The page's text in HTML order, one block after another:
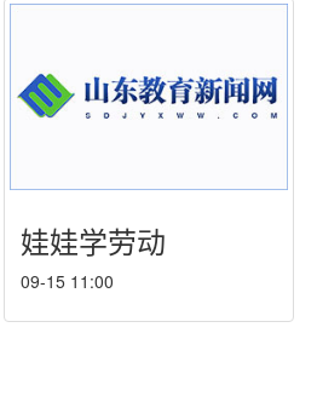
娃娃学劳动
09-15 11:00